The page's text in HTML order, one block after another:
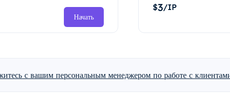
Начать
$3/IP
с вашим персональным менеджером по работе с